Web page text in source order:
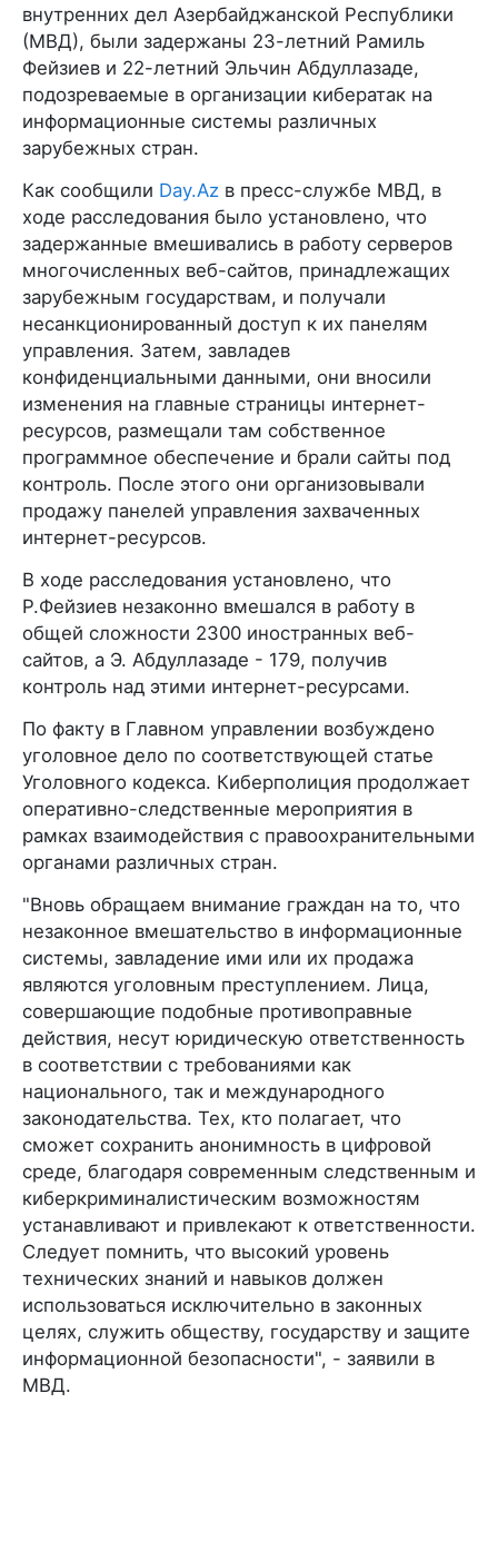
внутренних дел Азербайджанской Республики
(МВД), были задержаны 23-летний Рамиль
Фейзиев и 22-летний Эльчин Абдуллазаде,
подозреваемые в организации кибератак на
информационные системы различных
зарубежных стран.
Как сообщили Day.Az в пресс-службе МВД, в
ходе расследования было установлено, что
задержанные вмешивались в работу серверов
многочисленных веб-сайтов, принадлежащих
зарубежным государствам, и получали
несанкционированный доступ к их панелям
управления. Затем, завладев
конфиденциальными данными, они вносили
изменения на главные страницы интернет-
ресурсов, размещали там собственное
программное обеспечение и брали сайты под
контроль. После этого они организовывали
продажу панелей управления захваченных
интернет-ресурсов.
В ходе расследования установлено, что
Р.Фейзиев незаконно вмешался в работу в
общей сложности 2300 иностранных веб-
сайтов, а Э. Абдуллазаде - 179, получив
контроль над этими интернет-ресурсами.
По факту в Главном управлении возбуждено
уголовное дело по соответствующей статье
Уголовного кодекса. Киберполиция продолжает
оперативно-следственные мероприятия в
рамках взаимодействия с правоохранительными
органами различных стран.
"Вновь обращаем внимание граждан на то, что
незаконное вмешательство в информационные
системы, завладение ими или их продажа
являются уголовным преступлением. Лица,
совершающие подобные противоправные
действия, несут юридическую ответственность
в соответствии с требованиями как
национального, так и международного
законодательства. Тех, кто полагает, что
сможет сохранить анонимность в цифровой
среде, благодаря современным следственным и
киберкриминалистическим возможностям
устанавливают и привлекают к ответственности.
Следует помнить, что высокий уровень
технических знаний и навыков должен
использоваться исключительно в законных
целях, служить обществу, государству и защите
информационной безопасности", - заявили в
МВД.